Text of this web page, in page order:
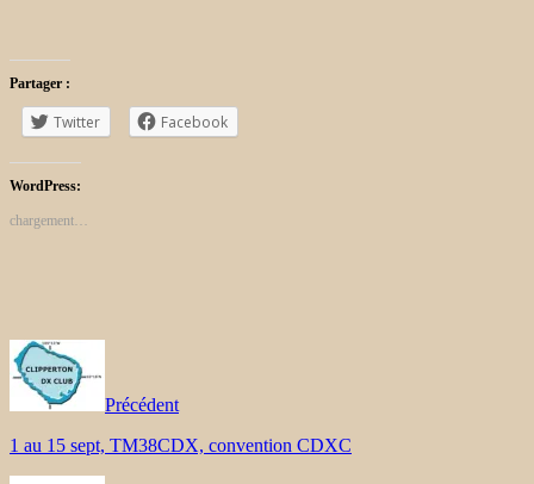
Partager :
Twitter Facebook
WordPress:
chargement…
Précédent
1 au 15 sept, TM38CDX, convention CDXC